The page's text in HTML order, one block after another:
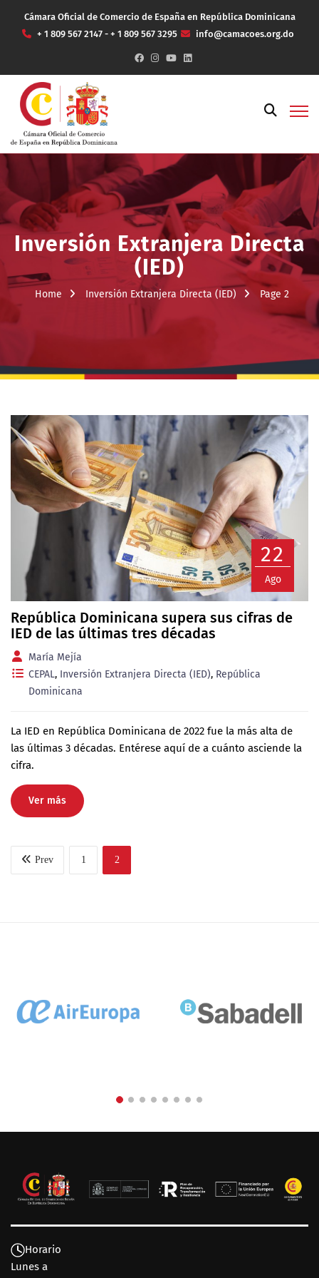
Cámara Oficial de Comercio de España en República Dominicana
+ 1 809 567 2147 - + 1 809 567 3295
info@camacoes.org.do
Inversión Extranjera Directa
(IED)
Home Inversión Extranjera Directa (IED) Page 2
22
Ago
República Dominicana supera sus cifras de
IED de las últimas tres décadas
María Mejía
CEPAL, Inversión Extranjera Directa (IED), República
Dominicana
La IED en República Dominicana de 2022 fue la más alta de
las últimas 3 décadas. Entérese aquí de a cuánto asciende la
cifra.
Ver más
Prev 1 2
Horario
Lunes a